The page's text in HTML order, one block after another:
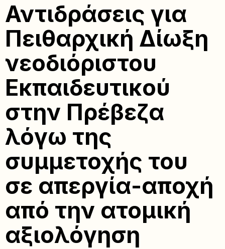
Αντιδράσεις για
Πειθαρχική Δίωξη
νεοδιόριστου
Εκπαιδευτικού
στην Πρέβεζα
λόγω της
συμμετοχής του
σε απεργία-αποχή
από την ατομική
αξιολόγηση